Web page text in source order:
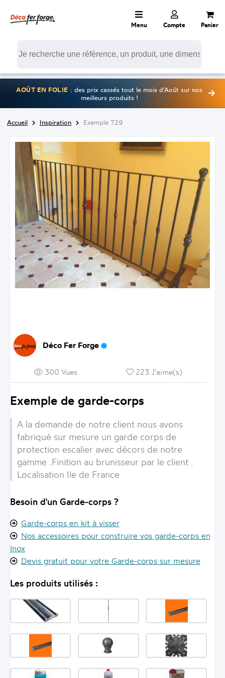
Menu Compte Panier
AOÛT EN FOLIE : des prix cassés tout le mois d'Août sur nos
meilleurs produits !
Accueil Inspiration Exemple 729
Déco Fer Forge
300 Vues 223 J'aime(s)
Exemple de garde-corps
A la demande de notre client nous avons
fabriqué sur mesure un garde corps de
protection escalier avec décors de notre
gamme .Finition au brunisseur par le client .
Localisation Ile de France
Besoin d'un Garde-corps ?
Garde-corps en kit à visser
Nos accessoires pour construire vos garde-corps en
Inox
Devis gratuit pour votre Garde-corps sur mesure
Les produits utilisés :